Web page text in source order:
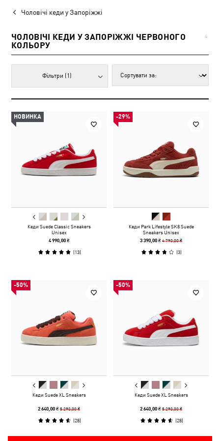
Чоловічі кеди у Запоріжжі
ЧОЛОВІЧІ КЕДИ У ЗАПОРІЖЖІ ЧЕРВОНОГО
КОЛЬОРУ
4
Фільтри (1)
НОВИНКА
Кеди Suede Classic Sneakers
Unisex
4 990,00 ₴
(13)
-29%
Кеди Park Lifestyle SK8 Suede
Sneakers Unisex
3 390,00 ₴4 790,00 ₴
(3)
-50%
Кеди Suede XL Sneakers
2 640,00 ₴5 290,00 ₴
(28)
-50%
Кеди Suede XL Sneakers
2 640,00 ₴5 290,00 ₴
(28)